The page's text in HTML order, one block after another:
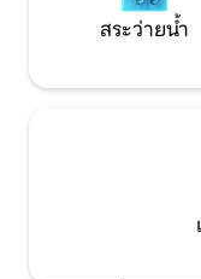
สระว่ายน้ำ